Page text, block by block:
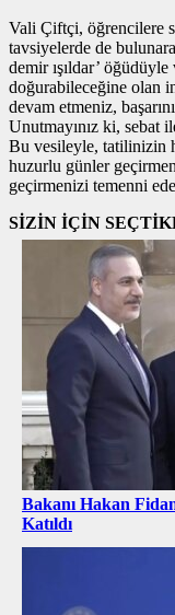
Vali Çiftçi, öğrencilere
tavsiyelerde de
demir ışıldar’
doğurabileceğine olan
devam etmeniz,
Unutmayınız ki, sebat
Bu vesileyle, tatilinizin
huzurlu günler
geçirmenizi temenni
SİZİN İÇİN
Bakanı Hakan
Katıldı